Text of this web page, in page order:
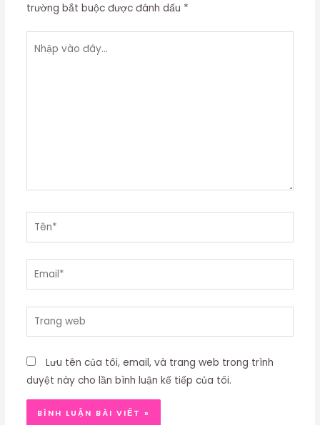
trường bắt buộc được đánh dấu *
Tên*
Email*
Trang
Lưu tên của tôi, email, và trang web trong trình
duyệt này cho lần bình luận kế tiếp của tôi.